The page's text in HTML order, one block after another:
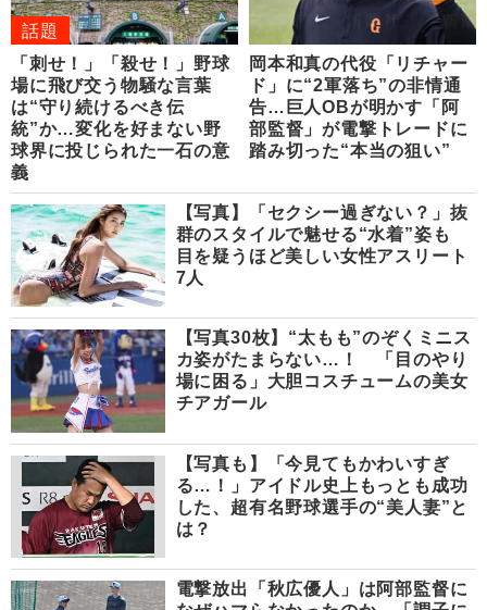
話題
「刺せ！」「殺せ！」野球
場に飛び交う物騒な言葉
は“守り続けるべき伝
統”か…変化を好まない野
球界に投じられた一石の意
義
岡本和真の代役「リチャー
ド」に“2軍落ち”の非情通
告…巨人OBが明かす「阿
部監督」が電撃トレードに
踏み切った“本当の狙い”
【写真】「セクシー過ぎない？」抜
群のスタイルで魅せる“水着”姿も
目を疑うほど美しい女性アスリート
7人
【写真30枚】“太もも”のぞくミニス
カ姿がたまらない…！ 「目のやり
場に困る」大胆コスチュームの美女
チアガール
【写真も】「今見てもかわいすぎ
る…！」アイドル史上もっとも成功
した、超有名野球選手の“美人妻”と
は？
電撃放出「秋広優人」は阿部監督に